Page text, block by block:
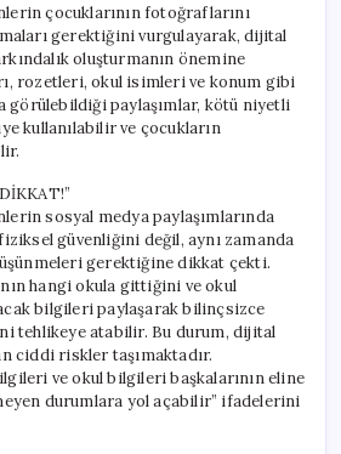
çocuklarının fotoğraflarını
gerektiğini vurgulayarak, dijital
oluşturmanın önemine
rozetleri, okul isimleri ve konum gibi
görülebildiği paylaşımlar, kötü niyetli
kullanılabilir ve çocukların
sosyal medya paylaşımlarında
güvenliğini değil, aynı zamanda
gerektiğine dikkat çekti.
hangi okula gittiğini ve okul
bilgileri paylaşarak bilinçsizce
tehlikeye atabilir. Bu durum, dijital
ciddi riskler taşımaktadır.
ve okul bilgileri başkalarının eline
durumlara yol açabilir” ifadelerini